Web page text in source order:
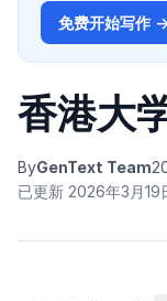
免费开始写作
香港大
ByGenText Team
已更新 2026年3月19